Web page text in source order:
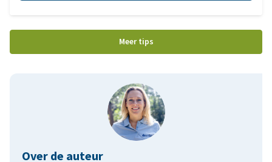
Meer tips
Over de auteur